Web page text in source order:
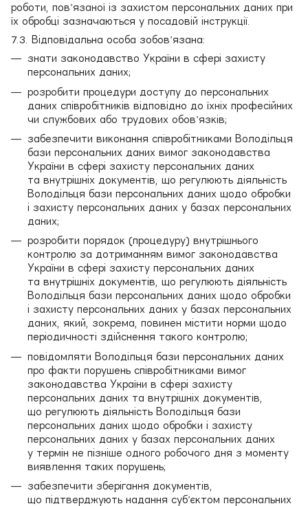
роботи, пов’язаної із захистом персональних даних при
їх обробці зазначаються у посадовій інструкції.
7.3. Відповідальна особа зобов’язана:
знати законодавство України в сфері захисту
персональних даних;
розробити процедури доступу до персональних
даних співробітників відповідно до їхніх професійних
чи службових або трудових обов’язків;
забезпечити виконання співробітниками Володільця
бази персональних даних вимог законодавства
України в сфері захисту персональних даних
та внутрішніх документів, що регулюють діяльність
Володільця бази персональних даних щодо обробки
і захисту персональних даних у базах персональних
даних;
розробити порядок (процедуру) внутрішнього
контролю за дотриманням вимог законодавства
України в сфері захисту персональних даних
та внутрішніх документів, що регулюють діяльність
Володільця бази персональних даних щодо обробки
і захисту персональних даних у базах персональних
даних, який, зокрема, повинен містити норми щодо
періодичності здійснення такого контролю;
повідомляти Володільця бази персональних даних
про факти порушень співробітниками вимог
законодавства України в сфері захисту
персональних даних та внутрішніх документів,
що регулюють діяльність Володільця бази
персональних даних щодо обробки і захисту
персональних даних у базах персональних даних
у термін не пізніше одного робочого дня з моменту
виявлення таких порушень;
забезпечити зберігання документів,
що підтверджують надання суб’єктом персональних